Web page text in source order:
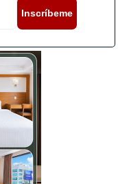
Inscríbeme